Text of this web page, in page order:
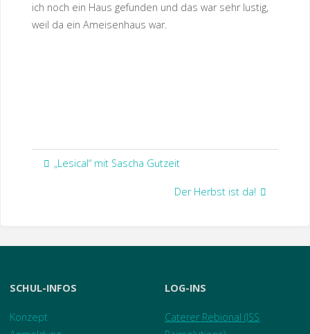
ich noch ein Haus gefunden und das war sehr lustig,
weil da ein Ameisenhaus war.
„Lesical“ mit Sascha Gutzeit
Der Herbst ist da!
SCHUL-INFOS
Konzept
LOG-INS
Caterer Rebional (ISS